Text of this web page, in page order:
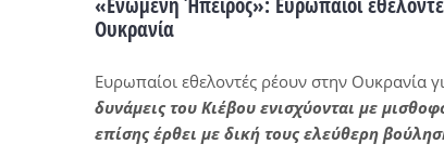
Ουκρανία
Ευρωπαίοι εθελοντές ρέουν στην Ουκρανία
δυνάμεις του Κιέβου ενισχύονται με
επίσης έρθει με δική τους ελεύθερη